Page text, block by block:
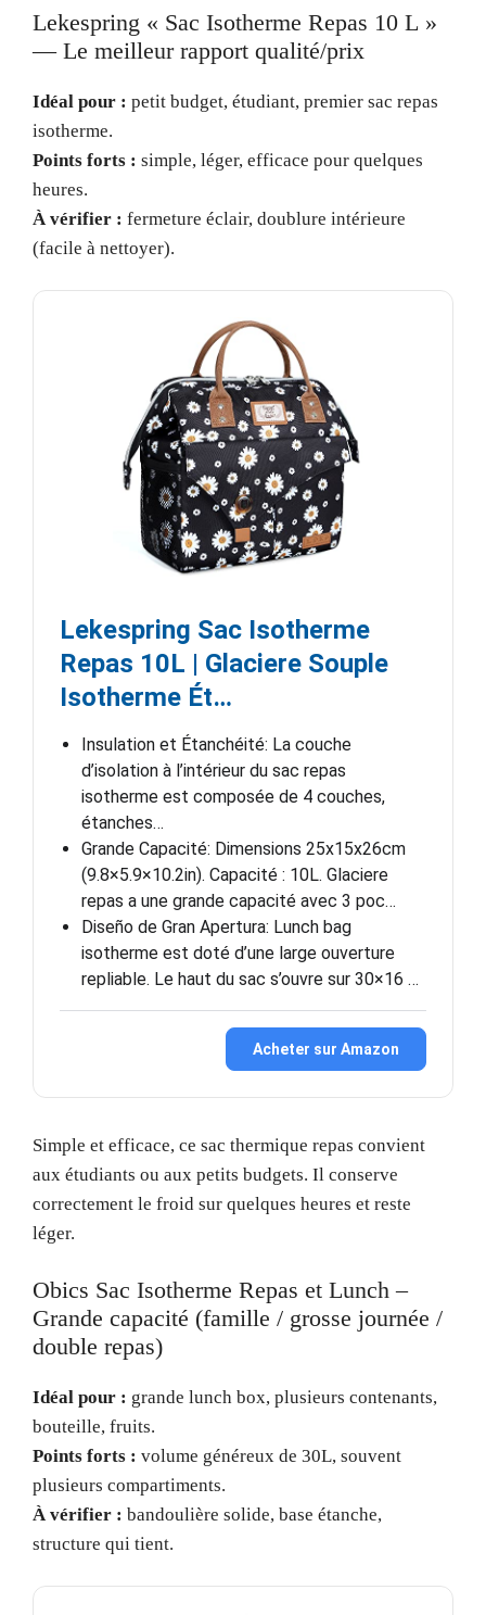
Lekespring « Sac Isotherme Repas 10 L »
— Le meilleur rapport qualité/prix
Idéal pour : petit budget, étudiant, premier sac repas
isotherme.
Points forts : simple, léger, efficace pour quelques
heures.
À vérifier : fermeture éclair, doublure intérieure
(facile à nettoyer).
Lekespring Sac Isotherme
Repas 10L | Glaciere Souple
Isotherme Ét…
Insulation et Étanchéité: La couche
d’isolation à l’intérieur du sac repas
isotherme est composée de 4 couches,
étanches…
Grande Capacité: Dimensions 25x15x26cm
(9.8×5.9×10.2in). Capacité : 10L. Glaciere
repas a une grande capacité avec 3 poc…
Diseño de Gran Apertura: Lunch bag
isotherme est doté d’une large ouverture
repliable. Le haut du sac s’ouvre sur 30×16 …
Acheter sur Amazon
Simple et efficace, ce sac thermique repas convient
aux étudiants ou aux petits budgets. Il conserve
correctement le froid sur quelques heures et reste
léger.
Obics Sac Isotherme Repas et Lunch –
Grande capacité (famille / grosse journée /
double repas)
Idéal pour : grande lunch box, plusieurs contenants,
bouteille, fruits.
Points forts : volume généreux de 30L, souvent
plusieurs compartiments.
À vérifier : bandoulière solide, base étanche,
structure qui tient.